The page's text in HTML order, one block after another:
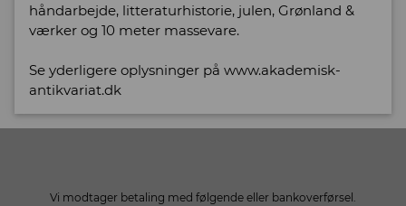
håndarbejde, litteraturhistorie, julen, Grønland &
værker og 10 meter massevare.
Se yderligere oplysninger på www.akademisk-
antikvariat.dk
Vi modtager betaling med følgende eller bankoverførsel.